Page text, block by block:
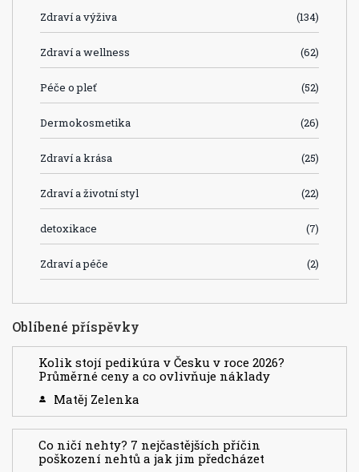
Zdraví a výživa (134)
Zdraví a wellness (62)
Péče o pleť (52)
Dermokosmetika (26)
Zdraví a krása (25)
Zdraví a životní styl (22)
detoxikace (7)
Zdraví a péče (2)
Oblíbené příspěvky
Kolik stojí pedikúra v Česku v roce 2026?
Průměrné ceny a co ovlivňuje náklady
Matěj Zelenka
Co ničí nehty? 7 nejčastějších příčin
poškození nehtů a jak jim předcházet